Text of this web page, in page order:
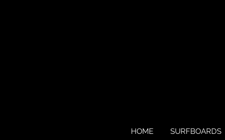
HOME SURFBOARDS